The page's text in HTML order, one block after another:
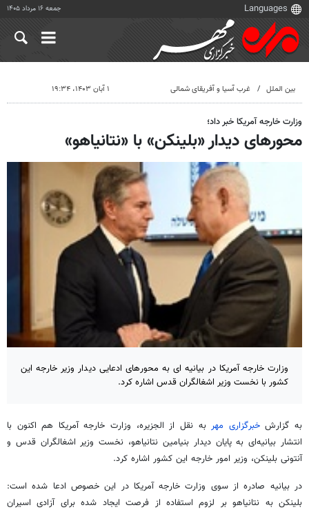
جمعه ۱۶ مرداد ۱۴۰۵
بین الملل غرب آسیا و آفریقای شمالی ۱ آبان ۱۴۰۳، ۱۹:۳۴
وزارت خارجه آمریکا خبر داد؛
محورهای دیدار «بلینکن» با «نتانیاهو»
وزارت خارجه آمریکا در بیانیه ای به محورهای ادعایی دیدار وزیر خارجه این
کشور با نخست وزیر اشغالگران قدس اشاره کرد.
به گزارشخبرگزاری مهربه نقل از الجزیره، وزارت خارجه آمریکا هم اکنون با
انتشار بیانیه‌ای به پایان دیدار بنیامین نتانیاهو، نخست وزیر اشغالگران قدس و
آنتونی بلینکن، وزیر امور خارجه این کشور اشاره کرد.
در بیانیه صادره از سوی وزارت خارجه آمریکا در این خصوص ادعا شده است:
بلینکن به نتانیاهو بر لزوم استفاده از فرصت ایجاد شده برای آزادی اسیران